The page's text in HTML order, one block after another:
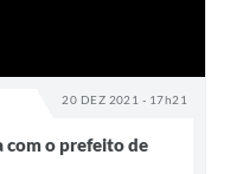
20 DEZ 2021 - 17h21
com o prefeito de